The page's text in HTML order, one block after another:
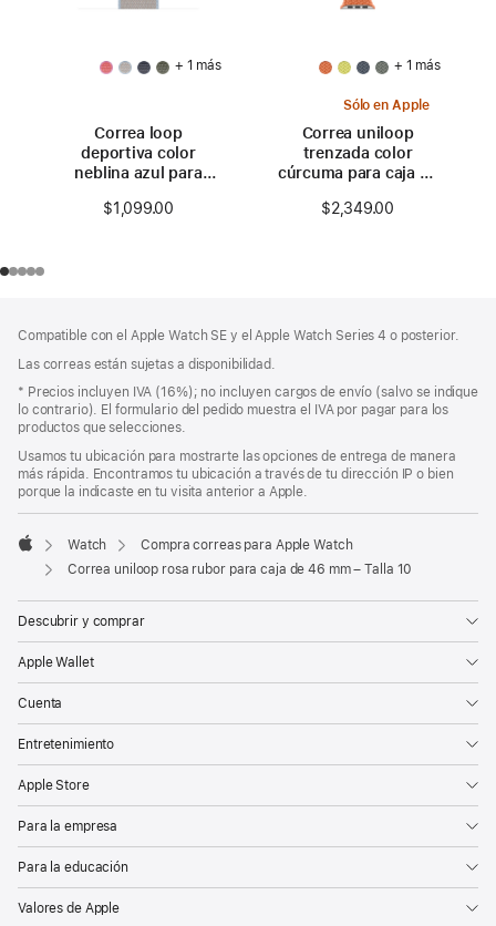
+ 1 más
Correa loop
deportiva color
neblina azul para
$1,099.00
+ 1 más
Sólo en Apple
Correa uniloop
trenzada color
cúrcuma para caja de
$2,349.00
de
página
a
pie
de
página
Compatible con el Apple Watch SE y el Apple Watch Series 4 o posterior.
Las correas están sujetas a disponibilidad.
Nota
a
pie
página
* Precios incluyen IVA (16%); no incluyen cargos de envío (salvo se indique
lo contrario). El formulario del pedido muestra el IVA por pagar para los
productos que selecciones.
Usamos tu ubicación para mostrarte las opciones de entrega de manera
más rápida. Encontramos tu ubicación a través de tu dirección IP o bien
porque la indicaste en tu visita anterior a Apple.
Apple
Watch
Compra correas para Apple Watch
Correa uniloop rosa rubor para caja de 46 mm – Talla 10
Descubrir y comprar
Apple Wallet
Cuenta
Entretenimiento
Apple Store
Para la empresa
Para la educación
Valores de Apple